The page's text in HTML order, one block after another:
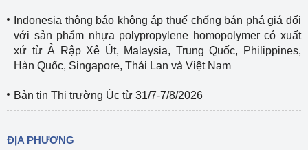
Indonesia thông báo không áp thuế chống bán phá giá đối
với sản phẩm nhựa polypropylene homopolymer có xuất
xứ từ Ả Rập Xê Út, Malaysia, Trung Quốc, Philippines,
Hàn Quốc, Singapore, Thái Lan và Việt Nam
Bản tin Thị trường Úc từ 31/7-7/8/2026
ĐỊA PHƯƠNG